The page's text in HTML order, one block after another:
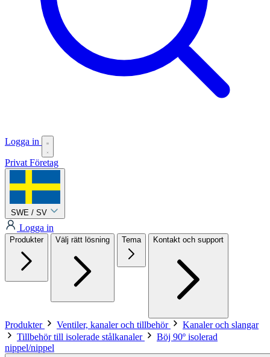
Logga in
Privat Företag
SWE / SV
Logga in
Produkter Välj rätt lösning Tema Kontakt och support
Produkter Ventiler, kanaler och tillbehör
Kanaler och slangar
Tillbehör till isolerade stålkanaler
Böj 90º isolerad
nippel/nippel